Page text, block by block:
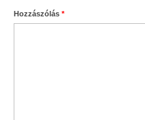
Hozzászólás *